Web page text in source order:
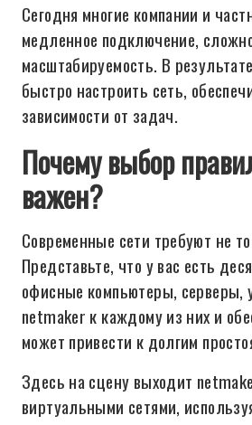
Сегодня многие компании и
медленное подключение,
масштабируемость. В
быстро настроить сеть,
зависимости от задач.
Почему выбор
важен?
Современные сети требуют не
Представьте, что у вас есть
офисные компьютеры, серверы,
netmaker к каждому из них и
может привести к долгим
Здесь на сцену выходит
виртуальными сетями,